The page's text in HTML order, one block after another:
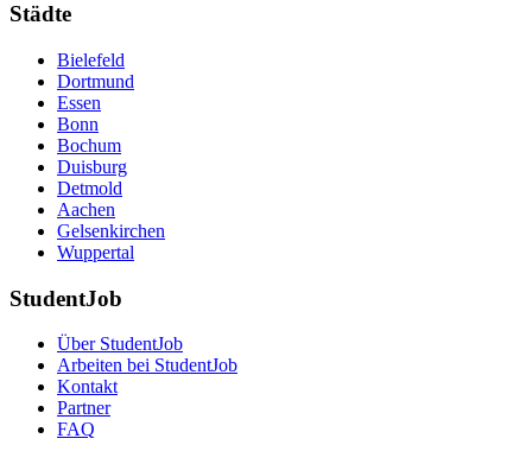
Städte
Bielefeld
Dortmund
Essen
Bonn
Bochum
Duisburg
Detmold
Aachen
Gelsenkirchen
Wuppertal
StudentJob
Über StudentJob
Arbeiten bei StudentJob
Kontakt
Partner
FAQ